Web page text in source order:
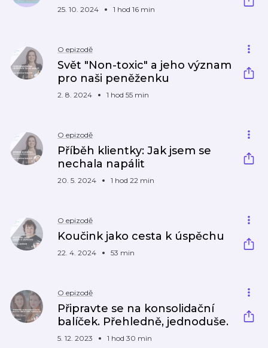
25. 10. 2024 1 hod 16 min
O epizodě
Svět "Non-toxic" a jeho význam
pro naši peněženku
2. 8. 2024 1 hod 55 min
O epizodě
Příběh klientky: Jak jsem se
nechala napálit
20. 5. 2024 1 hod 22 min
O epizodě
Koučink jako cesta k úspěchu
22. 4. 2024 53 min
O epizodě
Připravte se na konsolidační
balíček. Přehledně, jednoduše.
5. 12. 2023 1 hod 30 min